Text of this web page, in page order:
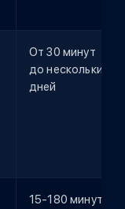
От 30 минут
до нескольких
дней
15-180 минут,